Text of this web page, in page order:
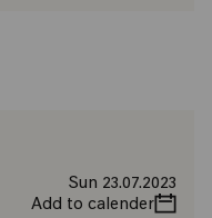
Sun 23.07.2023
Add to calender